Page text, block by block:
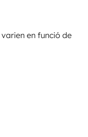
en funció de